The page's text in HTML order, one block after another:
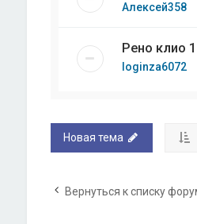
Алексей358
Рено клио
loginza6072
Новая тема
Вернуться к списку